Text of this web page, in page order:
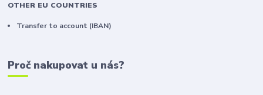
OTHER EU COUNTRIES
Transfer to account (IBAN)
Proč nakupovat u nás?